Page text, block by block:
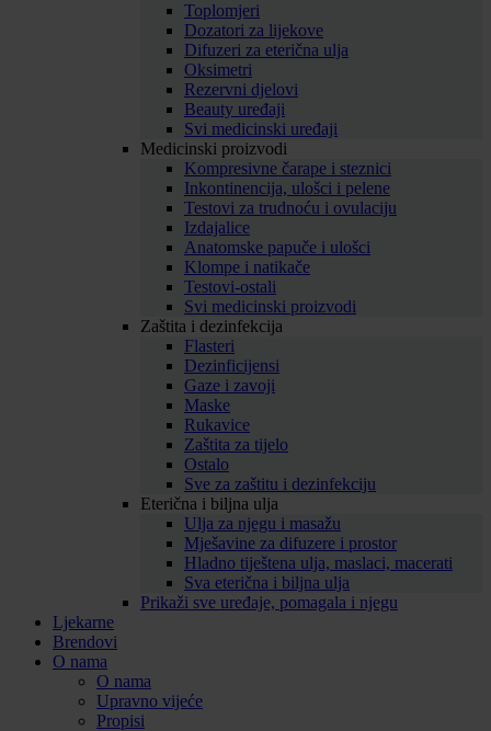
Toplomjeri
Dozatori za lijekove
Difuzeri za eterična ulja
Oksimetri
Rezervni djelovi
Beauty uređaji
Svi medicinski uređaji
Medicinski proizvodi
Kompresivne čarape i steznici
Inkontinencija, ulošci i pelene
Testovi za trudnoću i ovulaciju
Izdajalice
Anatomske papuče i ulošci
Klompe i natikače
Testovi-ostali
Svi medicinski proizvodi
Zaštita i dezinfekcija
Flasteri
Dezinficijensi
Gaze i zavoji
Maske
Rukavice
Zaštita za tijelo
Ostalo
Sve za zaštitu i dezinfekciju
Eterična i biljna ulja
Ulja za njegu i masažu
Mješavine za difuzere i prostor
Hladno tiještena ulja, maslaci, macerati
Sva eterična i biljna ulja
Prikaži sve uređaje, pomagala i njegu
Ljekarne
Brendovi
O nama
O nama
Upravno vijeće
Propisi